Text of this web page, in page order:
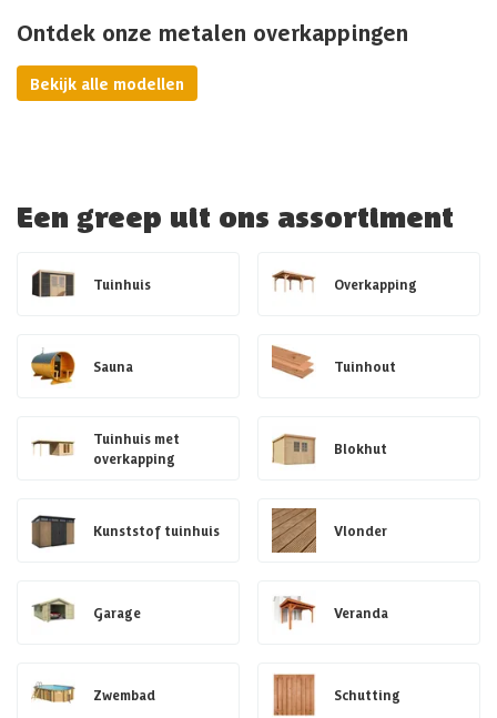
Ontdek onze metalen overkappingen
Bekijk alle modellen
Een greep uit ons assortiment
Tuinhuis Overkapping
Sauna Tuinhout
Tuinhuis met
overkapping
Blokhut
Kunststof tuinhuis Vlonder
Garage Veranda
Zwembad Schutting